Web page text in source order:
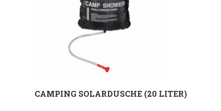
CAMPING SOLARDUSCHE (20 LITER)